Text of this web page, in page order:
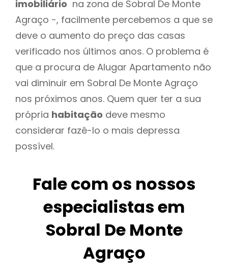
imobiliário na zona de Sobral De Monte
Agraço -, facilmente percebemos a que se
deve o aumento do preço das casas
verificado nos últimos anos. O problema é
que a procura de Alugar Apartamento não
vai diminuir em Sobral De Monte Agraço
nos próximos anos. Quem quer ter a sua
própria habitação deve mesmo
considerar fazê-lo o mais depressa
possível.
Fale com os nossos
especialistas em
Sobral De Monte
Agraço